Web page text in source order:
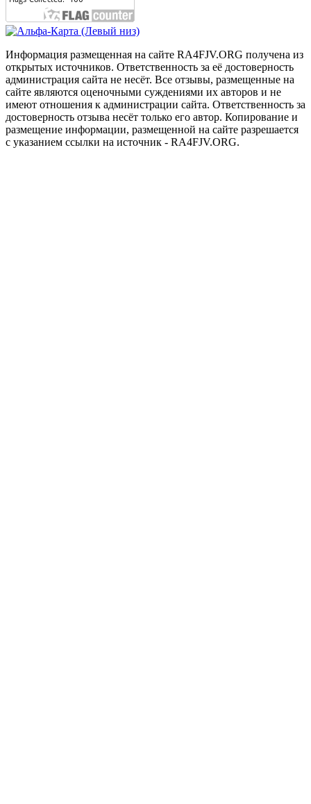
Информация размещенная на сайте RA4FJV.ORG получена из
открытых источников. Ответственность за её достоверность
администрация сайта не несёт. Все отзывы, размещенные на
сайте являются оценочными суждениями их авторов и не
имеют отношения к администрации сайта. Ответственность за
достоверность отзыва несёт только его автор. Копирование и
размещение информации, размещенной на сайте разрешается
с указанием ссылки на источник - RA4FJV.ORG.